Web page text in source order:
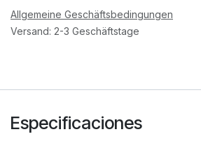
Allgemeine Geschäftsbedingungen
Versand: 2-3 Geschäftstage
Especificaciones